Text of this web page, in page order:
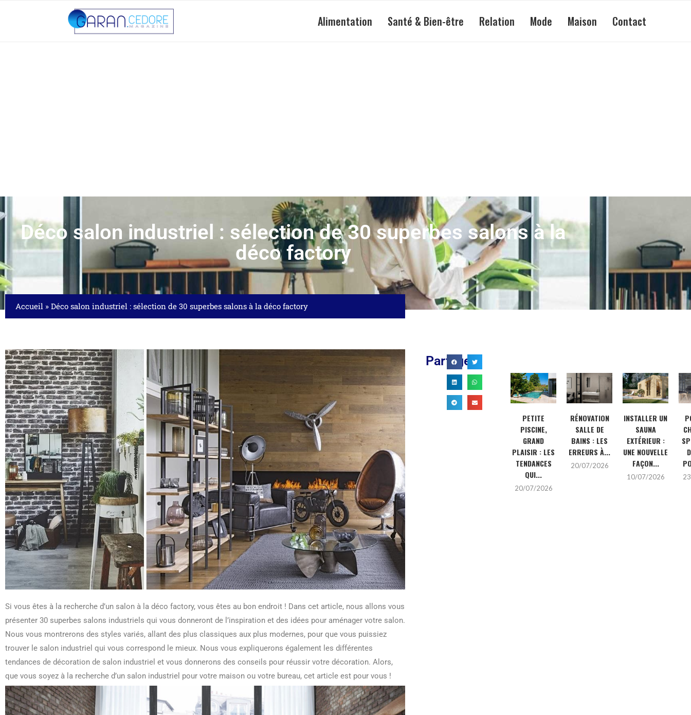
Alimentation Santé & Bien-être Relation Mode Maison Contact
Déco salon industriel : sélection de 30 superbes salons à la
déco factory
Accueil » Déco salon industriel : sélection de 30 superbes salons à la déco factory
Si vous êtes à la recherche d’un salon à la déco factory, vous êtes au bon endroit ! Dans cet article, nous allons vous
présenter 30 superbes salons industriels qui vous donneront de l’inspiration et des idées pour aménager votre salon.
Nous vous montrerons des styles variés, allant des plus classiques aux plus modernes, pour que vous puissiez
trouver le salon industriel qui vous correspond le mieux. Nous vous expliquerons également les différentes
tendances de décoration de salon industriel et vous donnerons des conseils pour réussir votre décoration. Alors,
que vous soyez à la recherche d’un salon industriel pour votre maison ou votre bureau, cet article est pour vous !
Partager
RÉNOVATION
SALLE DE
BAINS : LES
ERREURS À...
20/07/2026
INSTALLER UN
UNE NOUVELLE
10/07/2026
PETITE
PISCINE,
GRAND
PLAISIR : LES
TENDANCES
QUI...
20/07/2026
RÉNOVATION
SALLE DE
BAINS : LES
ERREURS À...
20/07/2026
INSTALLER UN
SAUNA
EXTÉRIEUR :
UNE NOUVELLE
FAÇON...
10/07/2026